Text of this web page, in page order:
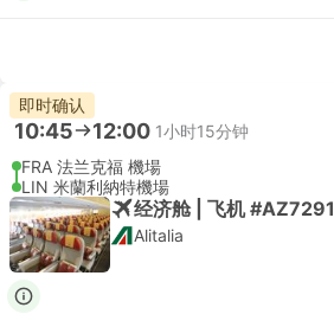
即时确认
10:45 12:00 1小时15分钟
FRA 法兰克福 機場
LIN 米蘭利納特機場
经济舱 | 飞机 #AZ7291
Alitalia